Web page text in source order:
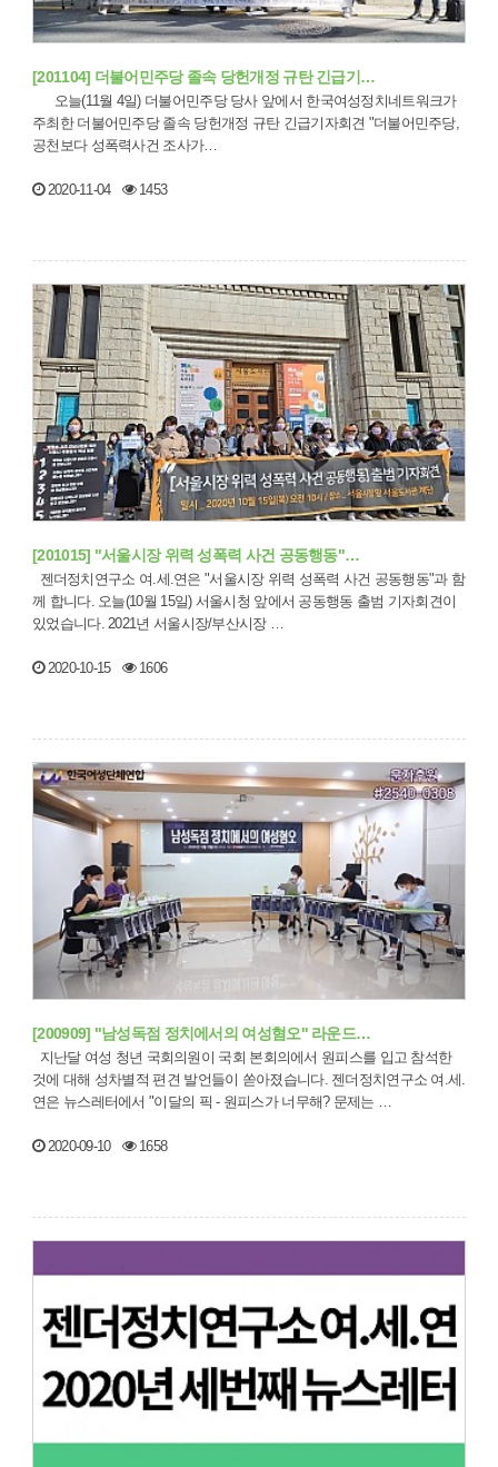
[201104] 더불어민주당 졸속 당헌개정 규탄 긴급기…
주최한 더불어민주당 졸속 당헌개정 규탄 긴급기자회견 "더불어민주당,
공천보다 성폭력사건 조사가…
2020-11-04 1453
[201015] "서울시장 위력 성폭력 사건 공동행동"…
께 합니다. 오늘(10월 15일) 서울시청 앞에서 공동행동 출범 기자회견이
있었습니다. 2021년 서울시장/부산시장 …
2020-10-15 1606
[200909] "남성독점 정치에서의 여성혐오" 라운드…
것에 대해 성차별적 편견 발언들이 쏟아졌습니다. 젠더정치연구소 여.세.
연은 뉴스레터에서 "이달의 픽 - 원피스가 너무해? 문제는 …
2020-09-10 1658